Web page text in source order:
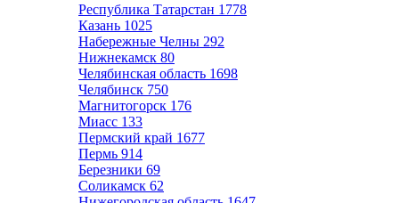
Республика Татарстан 1778
Казань 1025
Набережные Челны 292
Нижнекамск 80
Челябинская область 1698
Челябинск 750
Магнитогорск 176
Миасс 133
Пермский край 1677
Пермь 914
Березники 69
Соликамск 62